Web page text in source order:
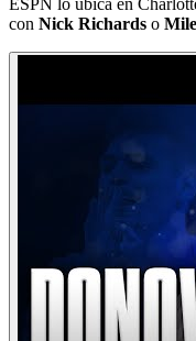
con Nick Richards o